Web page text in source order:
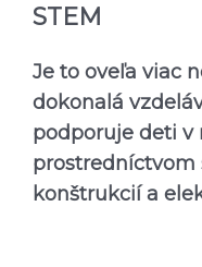
STEM
Je to oveľa viac
dokonalá
podporuje deti v
konštrukcií a